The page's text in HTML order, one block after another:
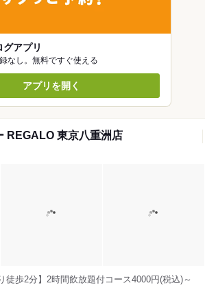
グアプリ
なし。無料ですぐ使える
アプリを開く
REGALO 東京八重洲店
徒歩2分】2時間飲放題付コース4000円(税込)～